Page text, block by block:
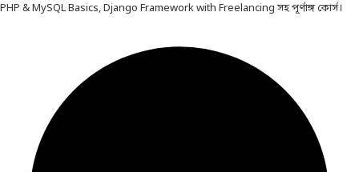
PHP & MySQL Basics, Django Framework with Freelancing সহ পূর্ণাঙ্গ কোর্স।